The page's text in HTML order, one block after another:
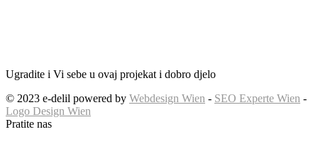
Ugradite i Vi sebe u ovaj projekat i dobro djelo
© 2023 e-delil powered by Webdesign Wien - SEO Experte Wien -
Logo Design Wien
Pratite nas